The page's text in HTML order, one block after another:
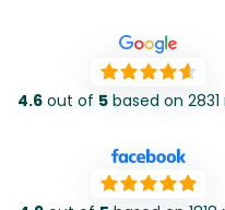
4.6out of 5based on 2831